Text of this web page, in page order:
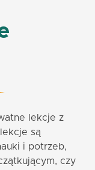
lekcje z
są
i potrzeb,
czy